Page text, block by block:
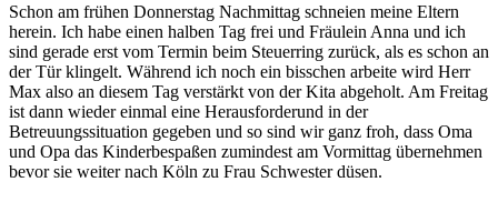
Schon am frühen Donnerstag Nachmittag schneien meine Eltern
herein. Ich habe einen halben Tag frei und Fräulein Anna und ich
sind gerade erst vom Termin beim Steuerring zurück, als es schon an
der Tür klingelt. Während ich noch ein bisschen arbeite wird Herr
Max also an diesem Tag verstärkt von der Kita abgeholt. Am Freitag
ist dann wieder einmal eine Herausforderund in der
Betreuungssituation gegeben und so sind wir ganz froh, dass Oma
und Opa das Kinderbespaßen zumindest am Vormittag übernehmen
bevor sie weiter nach Köln zu Frau Schwester düsen.